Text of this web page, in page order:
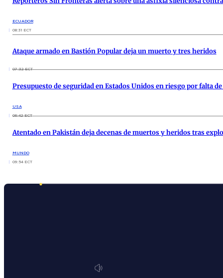
ECUADOR
08:31 ECT
Ataque armado en Bastión Popular deja un muerto y tres heridos
07:32 ECT
Presupuesto de seguridad en Estados Unidos en riesgo por falta
USA
06:42 ECT
Atentado en Pakistán deja decenas de muertos y heridos tras
MUNDO
09:54 ECT